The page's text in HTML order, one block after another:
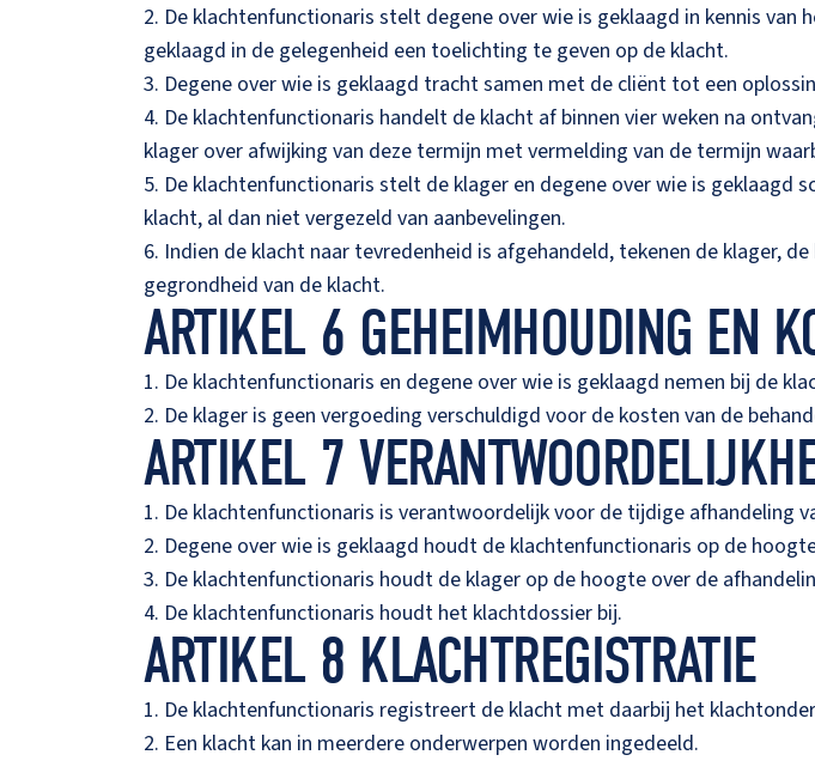
2. De klachtenfunctionaris stelt degene over wie is geklaagd in kennis
geklaagd in de gelegenheid een toelichting te geven op de klacht.
3. Degene over wie is geklaagd tracht samen met de cliënt tot een
4. De klachtenfunctionaris handelt de klacht af binnen vier weken na
klager over afwijking van deze termijn met vermelding van de termijn
5. De klachtenfunctionaris stelt de klager en degene over wie is
klacht, al dan niet vergezeld van aanbevelingen.
6. Indien de klacht naar tevredenheid is afgehandeld, tekenen de klager,
gegrondheid van de klacht.
ARTIKEL 6 GEHEIMHOUDING EN
1. De klachtenfunctionaris en degene over wie is geklaagd nemen bij de
2. De klager is geen vergoeding verschuldigd voor de kosten van de
ARTIKEL 7
1. De klachtenfunctionaris is verantwoordelijk voor de tijdige afhandeling
2. Degene over wie is geklaagd houdt de klachtenfunctionaris op de
3. De klachtenfunctionaris houdt de klager op de hoogte over de
4. De klachtenfunctionaris houdt het klachtdossier bij.
ARTIKEL 8 KLACHTREGISTRATIE
1. De klachtenfunctionaris registreert de klacht met daarbij het
2. Een klacht kan in meerdere onderwerpen worden ingedeeld.